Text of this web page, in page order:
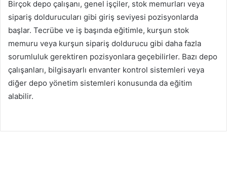
Birçok depo çalışanı, genel işçiler, stok memurları veya
sipariş doldurucuları gibi giriş seviyesi pozisyonlarda
başlar. Tecrübe ve iş başında eğitimle, kurşun stok
memuru veya kurşun sipariş doldurucu gibi daha fazla
sorumluluk gerektiren pozisyonlara geçebilirler. Bazı depo
çalışanları, bilgisayarlı envanter kontrol sistemleri veya
diğer depo yönetim sistemleri konusunda da eğitim
alabilir.